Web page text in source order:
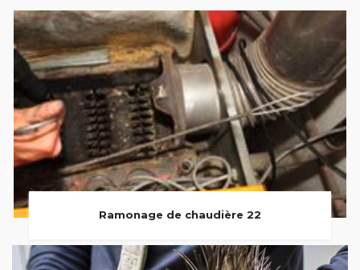
Ramonage de chaudière 22